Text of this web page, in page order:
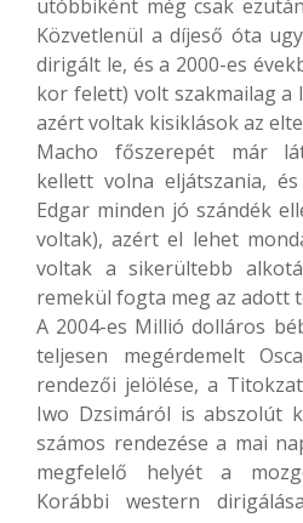
utóbbiként még csak
Közvetlenül a díjeső óta
dirigált le, és a 2000-es
kor felett) volt szakmailag a
azért voltak kisiklások az
Macho főszerepét már
kellett volna eljátszania,
Edgar minden jó szándék
voltak), azért el lehet
voltak a sikerültebb
remekül fogta meg az adott
A 2004-es Millió dolláros
teljesen megérdemelt
rendezői jelölése, a
Iwo Dzsimáról is abszolút
számos rendezése a mai
megfelelő helyét a
Korábbi western